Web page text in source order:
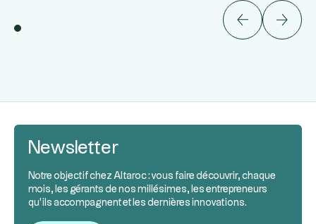
Newsletter
Notre objectif chez Altaroc : vous faire découvrir, chaque
mois, les gérants de nos millésimes, les entrepreneurs
qu’ils accompagnent et les dernières innovations.